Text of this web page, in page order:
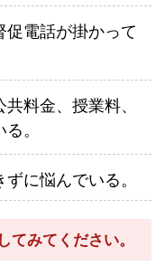
促電話が掛かって
料金、授業料、
。
に悩んでいる。
てみてください。